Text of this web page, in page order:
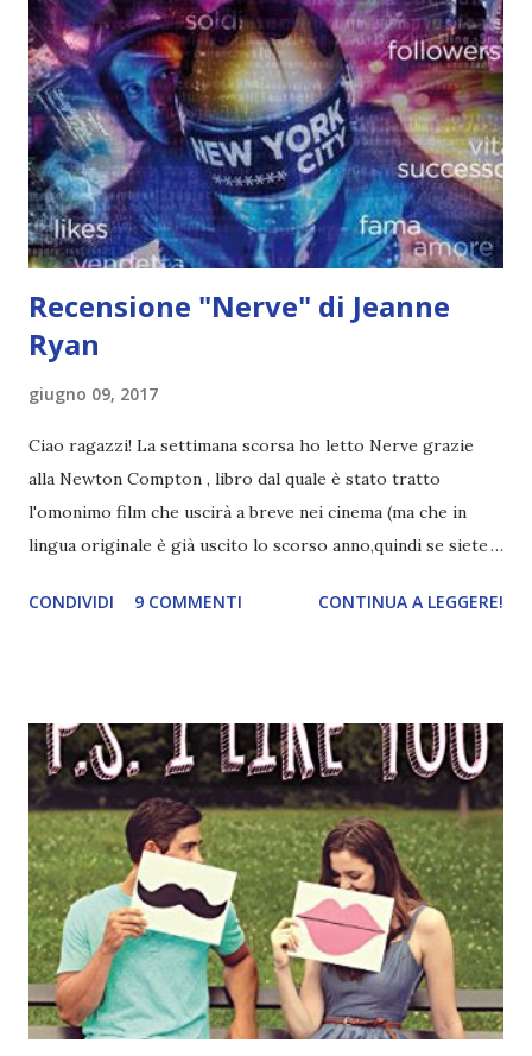
stazioni di servizio ai palazzi della costa del sud e le scuole
di preparazione, una ragazza cerca di rimanere fedele a se
stessa. Questi Royals ti rovineranno... Ella Harper è una
sopravvissuta, un'ottimista pragmatica. Ha passato tutta la
vita a muoversi di città in città con la volubile madre,
lottando per sbarcare il lunario e credendo che un giorno
riuscirà a risalire dal fondo. Dopo...
Recensione "Nerve" di Jeanne
Ryan
giugno 09, 2017
Ciao ragazzi! La settimana scorsa ho letto Nerve grazie
alla Newton Compton , libro dal quale è stato tratto
l'omonimo film che uscirà a breve nei cinema (ma che in
lingua originale è già uscito lo scorso anno,quindi se siete
La trama mi ispirava tantissimo perché mi ricorda
trailer del film la mia curiosità era altissima! Titolo: Nerve
Autore: Jeanne Ryan Pagine: 256 Anno: 2017 Editore:
Newton Compton Amazon Quando Vee viene selezionata
come concorrente per il gioco in diretta online Nerve,
scopre che il gioco la conosce. Gli organizzatori l'hanno
attratta e convinta a partecipare con premi allettanti e con
la promessa di fare coppia con il ragazzo perfetto, il
brillante e sensuale Ian. In un primo momento Nerve si riv...
CONDIVIDI 9 COMMENTI CONTINUA A LEGGERE!